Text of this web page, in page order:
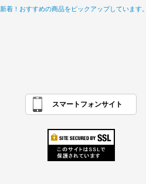
新着！おすすめの商品をピックアップしています。
スマートフォンサイト